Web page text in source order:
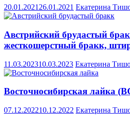
20.01.2021 26.01.2021 Екатерина
Австрийский брудастый
жесткошерстный бракк,
11.03.202310.03.2023 Екатерина
Восточносибирская лайка
07.12.202210.12.2022 Екатерина